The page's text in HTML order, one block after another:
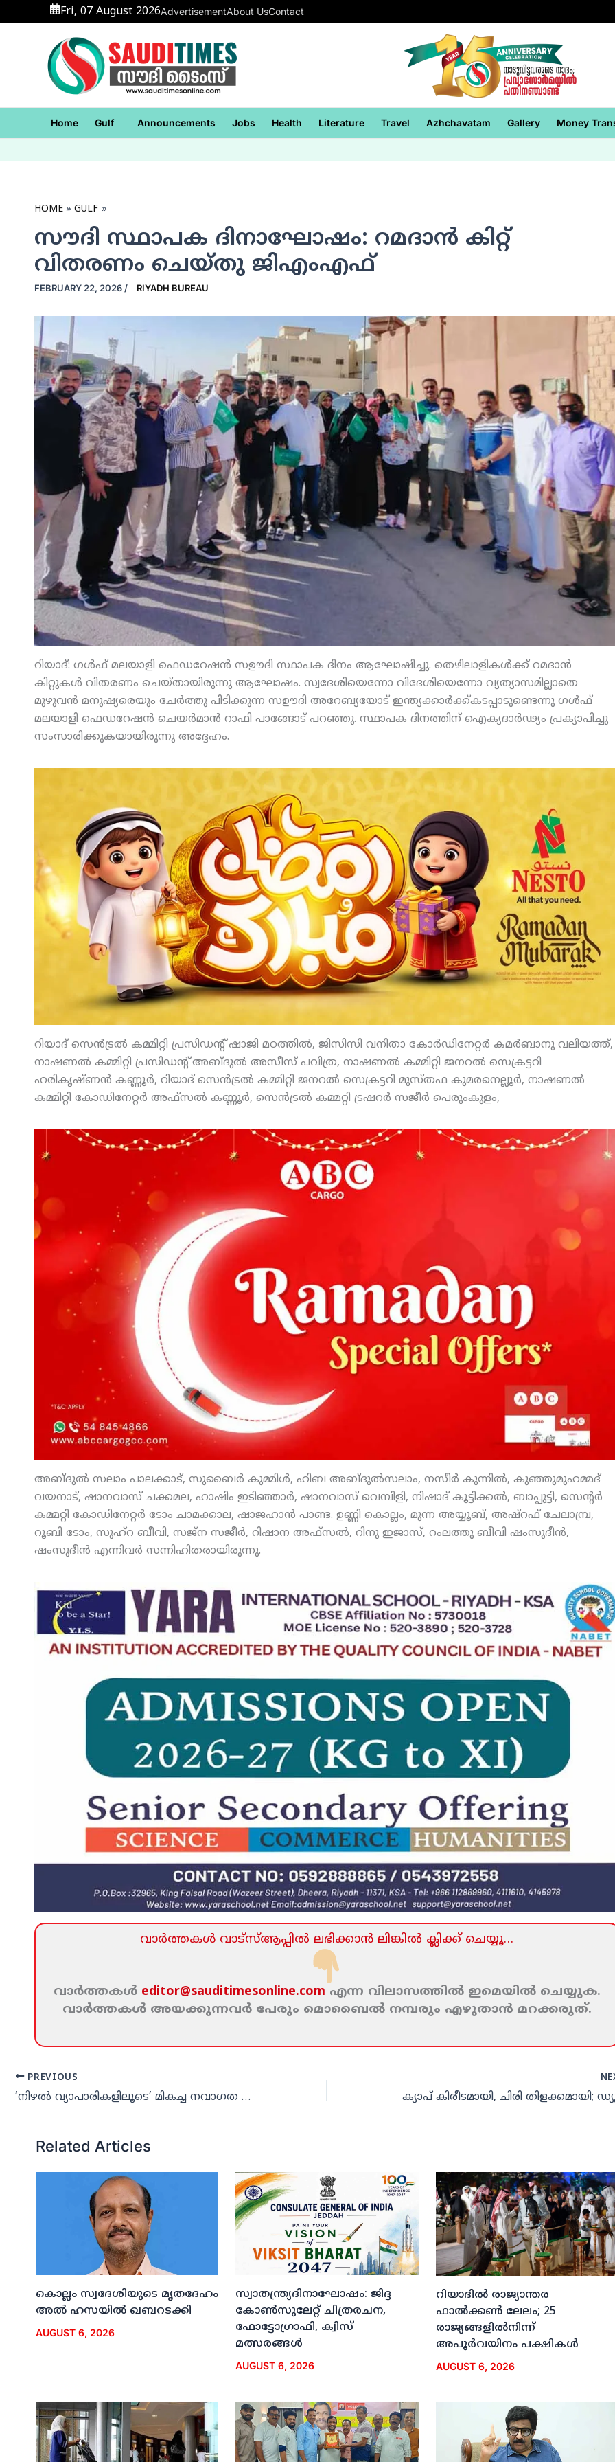
to
Fri, 07 August 2026AdvertisementAbout UsContact
Home Gulf Announcements Jobs Health Literature Travel Azhchavatam Gallery Money
HOME GULF
സൗദി സ്ഥാപക ദിനാഘോഷം: റമദാന്‍ കിറ്റ്
വിതരണം ചെയ്തു ജിഎംഎഫ്
FEBRUARY 22, 2026 / RIYADH BUREAU
റിയാദ്: ഗള്‍ഫ് മലയാളി ഫെഡറേഷന്‍ സഊദി സ്ഥാപക ദിനം ആഘോഷിച്ചു. തെഴിലാളികള്‍ക്ക് റമദാന്‍
കിറ്റുകള്‍ വിതരണം ചെയ്തായിരുന്നു ആഘോഷം. സ്വദേശിയെന്നോ വിദേശിയെന്നോ വ്യത്യാസമില്ലാതെ
മുഴുവന്‍ മനുഷ്യരെയും ചേര്‍ത്തു പിടിക്കുന്ന സഊദി അറേബ്യയോട് ഇന്ത്യക്കാര്‍ക്ക്കടപ്പാടുണ്ടെന്നു ഗള്‍ഫ്
മലയാളി ഫെഡറേഷന്‍ ചെയര്‍മാന്‍ റാഫി പാങ്ങോട് പറഞ്ഞു. സ്ഥാപക ദിനത്തിന് ഐക്യദാര്‍ഢ്യം പ്രക്യാപിച്ചു
സംസാരിക്കുകയായിരുന്നു അദ്ദേഹം.
റിയാദ് സെന്‍ട്രല്‍ കമ്മിറ്റി പ്രസിഡന്റ് ഷാജി മഠത്തില്‍, ജിസിസി വനിതാ കോര്‍ഡിനേറ്റര്‍ കമര്‍ബാനു വലിയത്ത്,
നാഷണല്‍ കമ്മിറ്റി പ്രസിഡന്റ് അബ്ദുല്‍ അസീസ് പവിത്ര, നാഷണല്‍ കമ്മിറ്റി ജനറല്‍ സെക്രട്ടറി
ഹരികൃഷ്ണന്‍ കണ്ണൂര്‍, റിയാദ് സെന്‍ട്രല്‍ കമ്മിറ്റി ജനറല്‍ സെക്രട്ടറി മുസ്തഫ കുമരനെല്ലൂര്‍, നാഷണല്‍
കമ്മിറ്റി കോഡിനേറ്റര്‍ അഫ്‌സല്‍ കണ്ണൂര്‍, സെന്‍ട്രല്‍ കമ്മറ്റി ട്രഷറര്‍ സജീര്‍ പെരുംകുളം,
അബ്ദുല്‍ സലാം പാലക്കാട്, സുബൈര്‍ കുമ്മിള്‍, ഹിബ അബ്ദുല്‍സലാം, നസീര്‍ കുന്നില്‍, കുഞ്ഞുമുഹമ്മദ്
വയനാട്, ഷാനവാസ് ചക്കമല, ഹാഷിം ഇടിഞ്ഞാര്‍, ഷാനവാസ് വെമ്പിളി, നിഷാദ് കൂട്ടിക്കല്‍, ബാപ്പുട്ടി, സെന്റര്‍
കമ്മറ്റി കോഡിനേറ്റര്‍ ടോം ചാമക്കാല, ഷാജഹാന്‍ പാണ്ട. ഉണ്ണി കൊല്ലം, മുന്ന അയ്യൂബ്, അഷ്‌റഫ് ചേലാമ്പ്ര,
റൂബി ടോം, സുഹ്‌റ ബീവി, സജ്‌ന സജീര്‍, റിഷാന അഫ്‌സല്‍, റിനു ഇജാസ്, റംലത്തു ബീവി ഷംസുദീന്‍,
ഷംസുദീന്‍ എന്നിവര്‍ സന്നിഹിതരായിരുന്നു.
വാര്‍ത്തകള്‍ വാട്‌സ്‌ആപ്പില്‍ ലഭിക്കാന്‍ ലിങ്കില്‍ ക്ലിക്ക്‌ ചെയ്യൂ…
വാര്‍ത്തകള്‍ editor@sauditimesonline.com എന്ന വിലാസത്തില്‍ ഇമെയില്‍ ചെയ്യുക.
വാര്‍ത്തകള്‍ അയക്കുന്നവര്‍ പേരും മൊബൈല്‍ നമ്പരും എഴുതാന്‍ മറക്കരുത്‌.
PREVIOUS
‘നിഴല്‍ വ്യാപാരികളിലൂടെ’ മികച്ച നവാഗത സംവിധായകന്‍ പുരസ്‌കാരം; ഷാജു വാലപ്പന് സ്വീകരണം
Related Articles
കൊല്ലം സ്വദേശിയുടെ മൃതദേഹം
അല്‍ ഹസയില്‍ ഖബറടക്കി
AUGUST 6, 2026
സ്വാതന്ത്ര്യദിനാഘോഷം: ജിദ്ദ
കോണ്‍സുലേറ്റ് ചിത്രരചന,
ഫോട്ടോഗ്രാഫി, ക്വിസ്
മത്സരങ്ങള്‍
AUGUST 6, 2026
റിയാദില്‍ രാജ്യാന്തര
ഫാല്‍ക്കണ്‍ ലേലം; 25
രാജ്യങ്ങളില്‍നിന്ന്
അപൂര്‍വയിനം പക്ഷികള്‍
AUGUST 6, 2026